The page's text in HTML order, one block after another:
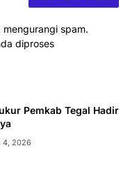
spam.
diproses
Pemkab Tegal Hadir
4, 2026